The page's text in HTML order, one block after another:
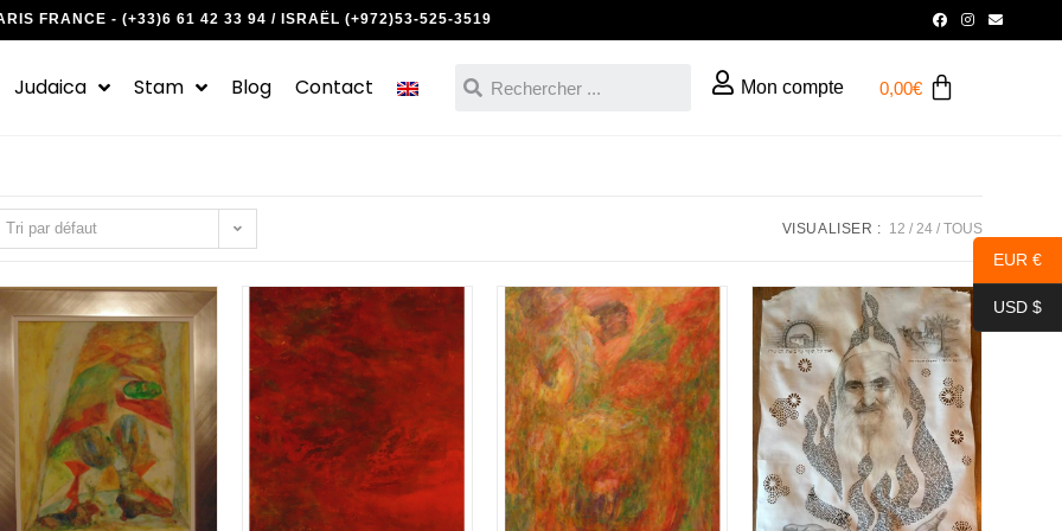
FRANCE - (+33)6 61 42 33 94 / ISRAËL (+972)53-525-3519
Judaica Stam Blog Contact Mon compte 0,00€
Tri par défaut VISUALISER : 12 24 TOUS
EUR €
USD $